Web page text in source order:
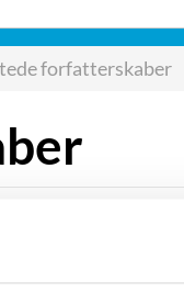
forfatterskaber
som William